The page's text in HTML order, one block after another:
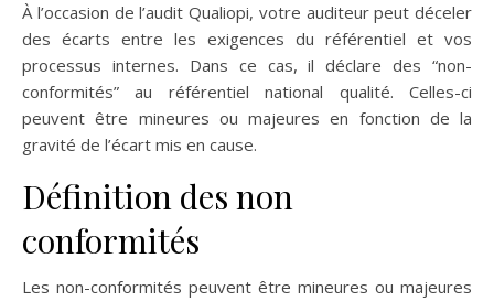
À l’occasion de l’audit Qualiopi, votre auditeur peut déceler
des écarts entre les exigences du référentiel et vos
processus internes. Dans ce cas, il déclare des “non-
conformités” au référentiel national qualité. Celles-ci
peuvent être mineures ou majeures en fonction de la
gravité de l’écart mis en cause.
Définition des non
conformités
Les non-conformités peuvent être mineures ou majeures